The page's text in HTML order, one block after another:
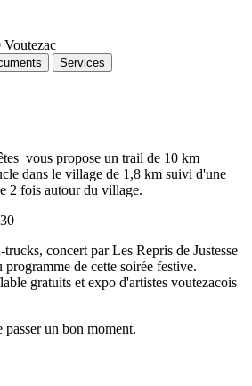
Voutezac
Services
vous propose un trail de 10 km
dans le village de 1,8 km suivi d'une
2 fois autour du village.
concert par Les Repris de Justesse
de cette soirée festive.
gratuits et expo d'artistes voutezacois
un bon moment.